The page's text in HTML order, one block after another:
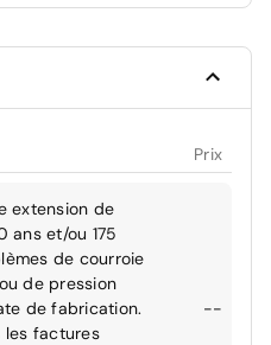
Prix
extension de
ans et/ou 175
de courroie
de pression
de fabrication.
les factures
--